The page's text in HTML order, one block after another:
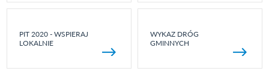
PIT 2020 - WSPIERAJ
LOKALNIE
WYKAZ DRÓG
GMINNYCH